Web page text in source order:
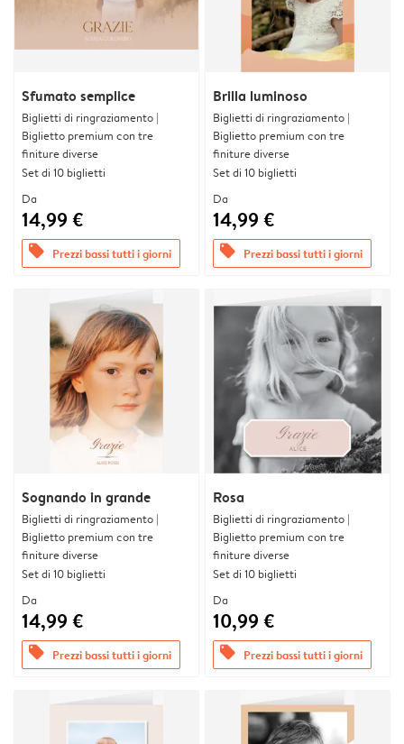
Sfumato semplice
Biglietti di ringraziamento |
Biglietto premium con tre
finiture diverse
Set di 10 biglietti
Da
14,99 €
offers Prezzi bassi tutti i giorni
Brilla luminoso
Biglietti di ringraziamento |
Biglietto premium con tre
finiture diverse
Set di 10 biglietti
Da
14,99 €
offers Prezzi bassi tutti i giorni
Sognando in grande
Biglietti di ringraziamento |
Biglietto premium con tre
finiture diverse
Set di 10 biglietti
Da
14,99 €
offers Prezzi bassi tutti i giorni
Rosa
Biglietti di ringraziamento |
Biglietto premium con tre
finiture diverse
Set di 10 biglietti
Da
10,99 €
offers Prezzi bassi tutti i giorni